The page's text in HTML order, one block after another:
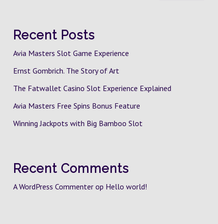
Recent Posts
Avia Masters Slot Game Experience
Ernst Gombrich. The Story of Art
The Fatwallet Casino Slot Experience Explained
Avia Masters Free Spins Bonus Feature
Winning Jackpots with Big Bamboo Slot
Recent Comments
A WordPress Commenterop Hello world!